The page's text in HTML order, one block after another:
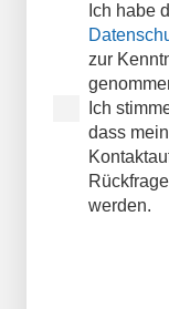
Ich habe
zur
Ich
dass
werden.